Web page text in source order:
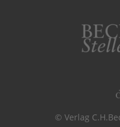
© Verlag